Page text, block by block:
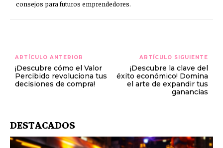
consejos para futuros emprendedores.
ARTÍCULO ANTERIOR
¡Descubre cómo el Valor
Percibido revoluciona tus
decisiones de compra!
ARTÍCULO SIGUIENTE
¡Descubre la clave del
éxito económico! Domina
el arte de expandir tus
ganancias
DESTACADOS